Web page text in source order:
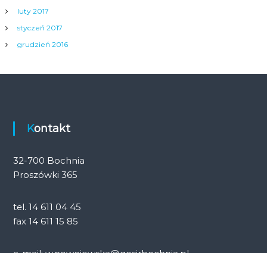
luty 2017
styczeń 2017
grudzień 2016
Kontakt
32-700 Bochnia
Proszówki 365
tel. 14 611 04 45
fax 14 611 15 85